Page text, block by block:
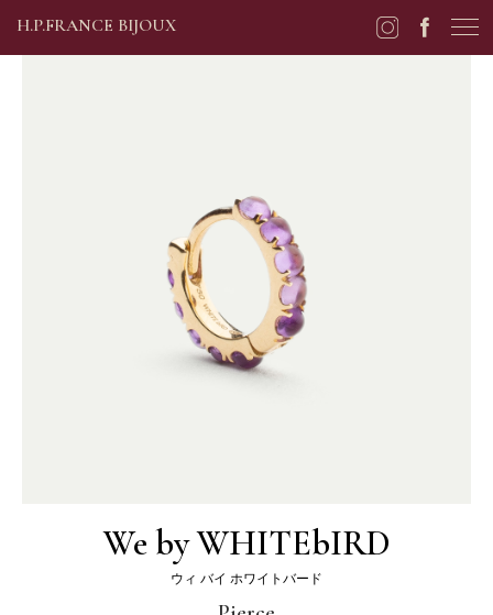
H.P.FRANCE BIJOUX
We by WHITEbIRD
ウィ バイ ホワイトバード